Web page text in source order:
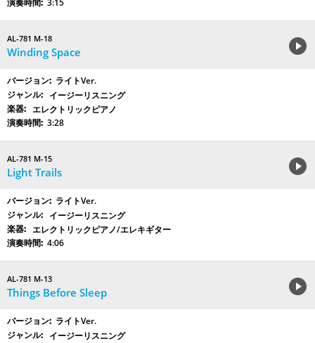
3:15
AL-781 M-18
Winding Space
ライトVer.
イージーリスニング
エレクトリックピアノ
3:28
AL-781 M-15
Light Trails
ライトVer.
イージーリスニング
エレクトリックピアノ/エレキギター
4:06
AL-781 M-13
Things Before Sleep
ライトVer.
イージーリスニング